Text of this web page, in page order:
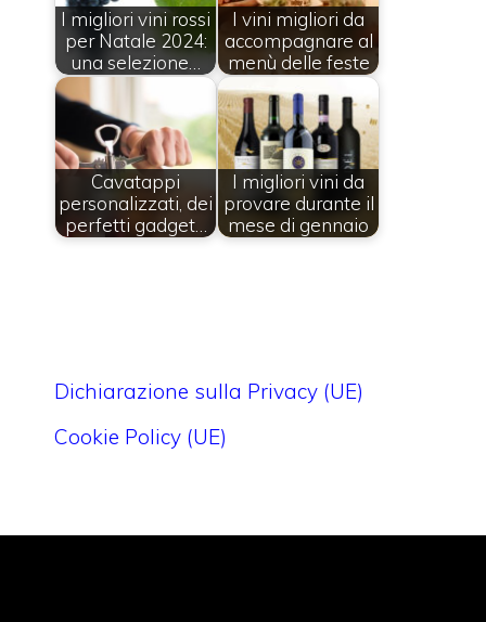
I migliori vini rossi
per Natale 2024:
una selezione…
I vini migliori da
accompagnare al
menù delle feste
Cavatappi
personalizzati, dei
perfetti gadget…
I migliori vini da
provare durante il
mese di gennaio
Dichiarazione sulla Privacy (UE)
Cookie Policy (UE)